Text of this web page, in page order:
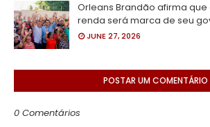
Orleans Brandão afirma
renda será marca de seu
JUNE 27, 2026
POSTAR UM COMENTÁRIO
0 Comentários